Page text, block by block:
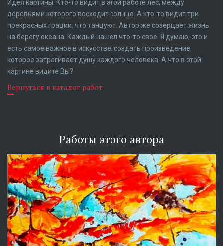
Идея картины: Кто-то видит в этой работе лес, между
деревьями которого восходит солнце. А кто-то видит три
прекрасных грации, что танцуют. Автор же созерцает жизнь
на берегу океана. Каждый нашел что-то свое. Я думаю, это и
есть самое важное в искусстве: создать произведение,
которое затрагивает душу каждого человека. А что в этой
картине видите Вы?
Вернуться в каталог работ
Работы этого автора